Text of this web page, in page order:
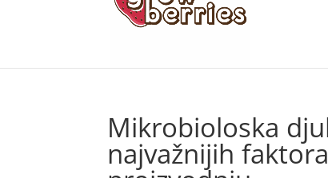
Mikrobioloska
najvažnijih